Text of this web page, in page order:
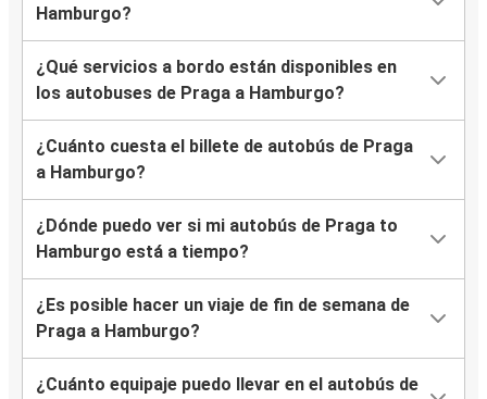
Hamburgo?
¿Qué servicios a bordo están disponibles en
los autobuses de Praga a Hamburgo?
¿Cuánto cuesta el billete de autobús de Praga
a Hamburgo?
¿Dónde puedo ver si mi autobús de Praga to
Hamburgo está a tiempo?
¿Es posible hacer un viaje de fin de semana de
Praga a Hamburgo?
¿Cuánto equipaje puedo llevar en el autobús de